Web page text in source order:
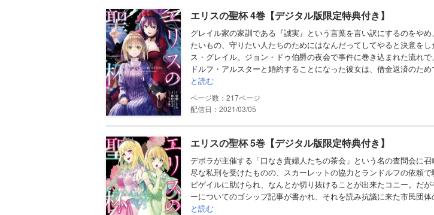
エリスの聖杯 4巻【デジタル版限定特典付き】
グレイル家の家訓である『誠実』という言葉を言い訳にするのをやめ
たいもの、守りたい人たちのためにはなんだってしてやると決意を
ス・グレイル。ジョン・ドゥ伯爵の夜会で事件に巻き込まれた流れ
ドルフ・アルスターと婚約することになった彼女は、借金返済のた
と読む
217
配信日：2021/03/05
エリスの聖杯 5巻【デジタル版限定特典付き】
デボラが主催する「口なき貴婦人たちの茶会」という名の査問会に召
尽な私刑を受けたものの、スカーレットの協力とランドルフの依頼で
ビゲイルに助けられ、なんとか切り抜けることが出来たコニー。だ
ーについてのゴシップ記事が書かれ、それを読み抗議に来た市民団
と読む